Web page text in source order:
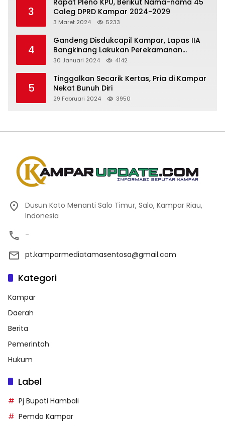
3
3 Maret 2024 5233
4
Gandeng Disdukcapil Kampar, Lapas IIA
Bangkinang Lakukan Perekamanan
Kependudukan WBP
30 Januari 2024 4142
5
Tinggalkan Secarik Kertas, Pria di Kampar
Nekat Bunuh Diri
29 Februari 2024 3950
Dusun Koto Menanti Salo Timur, Salo, Kampar Riau,
Indonesia
-
pt.kamparmediatamasentosa@gmail.com
Kategori
Kampar
Daerah
Berita
Pemerintah
Hukum
Label
Pj Bupati Hambali
Pemda Kampar